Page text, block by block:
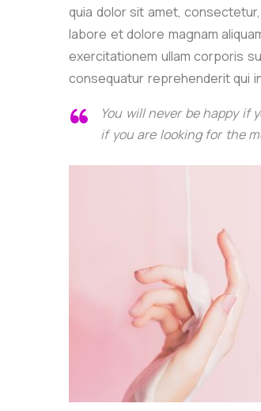
quia dolor sit amet,
labore et dolore magnam
exercitationem ullam corporis
consequatur reprehenderit qui
You will never be happy if
if you are looking for the